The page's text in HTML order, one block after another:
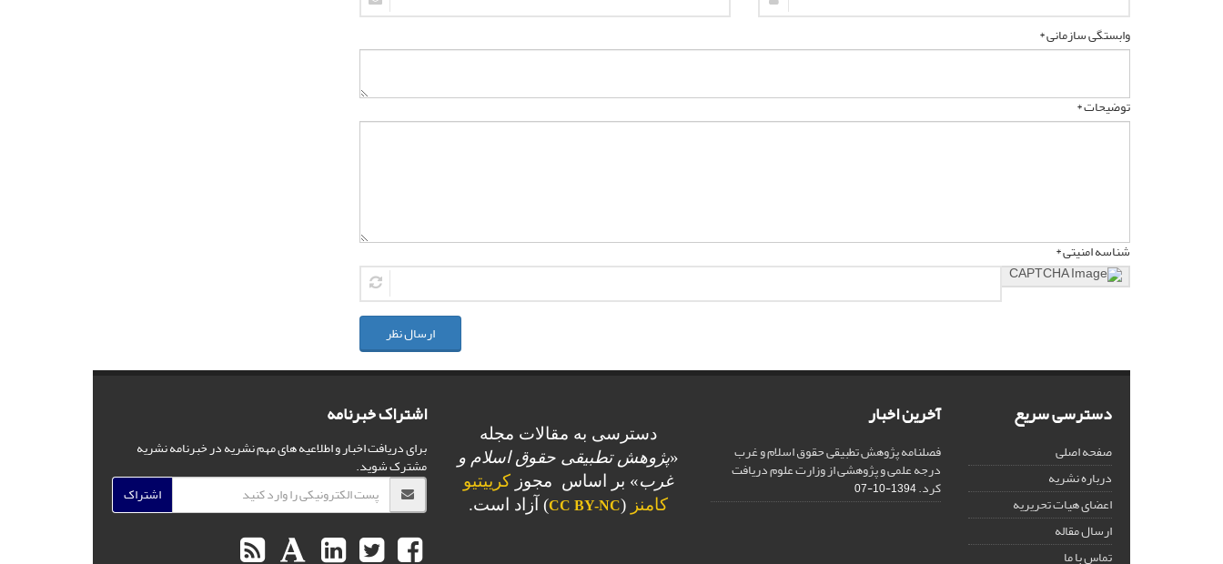
وابستگی سازمانی *
توضیحات *
شناسه امنیتی *
ارسال نظر
دسترسی سریع
صفحه اصلی
درباره نشریه
اعضای هیات تحریریه
ارسال مقاله
تماس با ما
آخرین اخبار
فصلنامه پژوهش تطبیقی حقوق اسلام و غرب
درجه علمی و پژوهشی از وزارت علوم دریافت
کرد.1394-10-07
دسترسی به مقالات مجله
«پژوهش تطبیقی حقوق اسلام و
غرب» بر اساس مجوز کرییتیو
کامنز (
CC BY-NC) آزاد است.
اشتراک خبرنامه
برای دریافت اخبار و اطلاعیه های مهم نشریه در خبرنامه نشریه
مشترک شوید.
اشتراک